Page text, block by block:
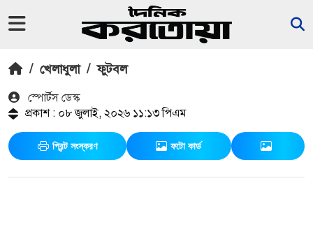
/ খেলাধুলা / ফুটবল
স্পোর্টস ডেস্ক
প্রকাশ : ০৮ জুলাই, ২০২৬ ১১:১৩ পিএম
প্রিন্ট সংস্করণ ফটো কার্ড